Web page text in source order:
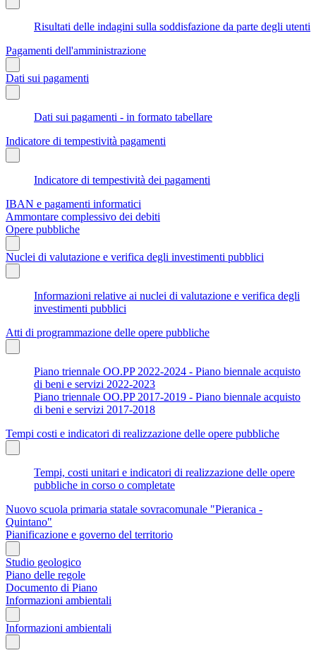
Risultati delle indagini sulla soddisfazione da parte degli utenti
Pagamenti dell'amministrazione
Dati sui pagamenti
Dati sui pagamenti - in formato tabellare
Indicatore di tempestività pagamenti
Indicatore di tempestività dei pagamenti
IBAN e pagamenti informatici
Ammontare complessivo dei debiti
Opere pubbliche
Nuclei di valutazione e verifica degli investimenti pubblici
Informazioni relative ai nuclei di valutazione e verifica degli
investimenti pubblici
Atti di programmazione delle opere pubbliche
Piano triennale OO.PP 2022-2024 - Piano biennale acquisto
di beni e servizi 2022-2023
Piano triennale OO.PP 2017-2019 - Piano biennale acquisto
di beni e servizi 2017-2018
Tempi costi e indicatori di realizzazione delle opere pubbliche
Tempi, costi unitari e indicatori di realizzazione delle opere
pubbliche in corso o completate
Nuovo scuola primaria statale sovracomunale "Pieranica -
Quintano"
Pianificazione e governo del territorio
Studio geologico
Piano delle regole
Documento di Piano
Informazioni ambientali
Informazioni ambientali